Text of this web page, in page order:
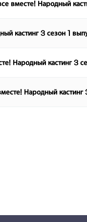
вместе! Народный
кастинг 3 сезон 1
Народный кастинг 3
Народный кастинг